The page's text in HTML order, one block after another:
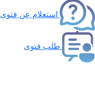
استعلام عن فتوى
طلب فتوى